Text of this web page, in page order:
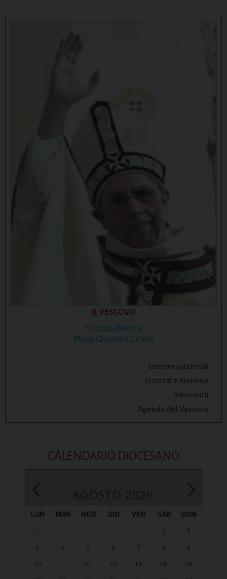
IL VESCOVO
S.Ecc.za Rev.ma
Mons Giacomo Cirulli
Lettere pastorali
Decreti e Nomine
Interventi
Agenda del Vescovo
CALENDARIO DIOCESANO
‹ AGOSTO 2026 ›
LUN MAR MER GIO VEN SAB DOM
1 2
3 4 5 6 7 8 9
10 11 12 13 14 15 16